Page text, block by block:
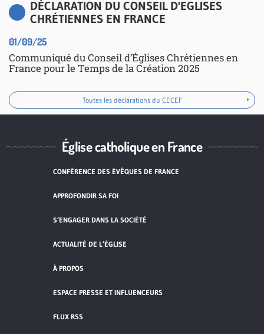
DÉCLARATION DU CONSEIL D'EGLISES
CHRÉTIENNES EN FRANCE
01/09/25
Communiqué du Conseil d’Églises Chrétiennes en
France pour le Temps de la Création 2025
Toutes les déclarations du CECEF
Église catholique en France
CONFÉRENCE DES ÉVÊQUES DE FRANCE
APPROFONDIR SA FOI
S’ENGAGER DANS LA SOCIÉTÉ
ACTUALITÉ DE L’ÉGLISE
À PROPOS
ESPACE PRESSE ET INFLUENCEURS
FLUX RSS